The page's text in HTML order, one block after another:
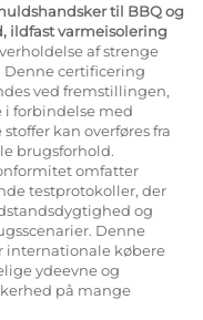
til BBQ og
ildfast varmeisolering
af strenge
certificering
ved fremstillingen,
i forbindelse med
kan overføres fra
brugsforhold.
omfatter
testprotokoller, der
og
Denne
internationale købere
ydeevne og
på mange